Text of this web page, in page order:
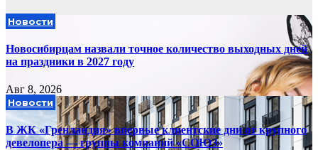
Новости
Новосибирцам назвали точное количество выходных дней
на праздники в 2027 году
Авг 8, 2026
Новости
В ЖК «Гренландия» впервые клиентские дни от крупного
девелопера — группы компаний «СОЮЗ»